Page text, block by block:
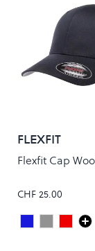
FLEXFIT
Flexfit Cap
CHF 25.00
Colour
Dark Navy
Grey